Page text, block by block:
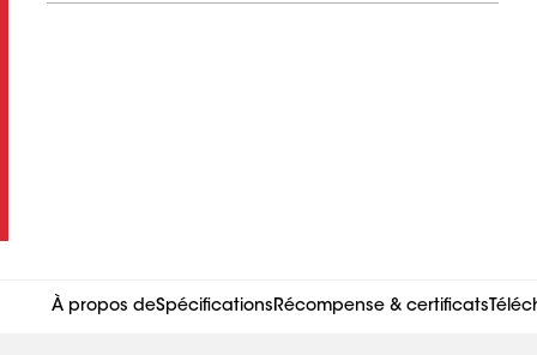
À propos deSpécificationsRécompense & certificats